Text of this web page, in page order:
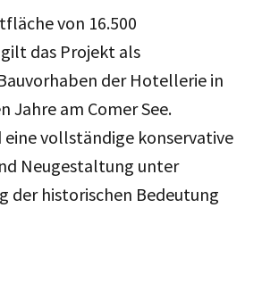
von 16.500
das Projekt als
der Hotellerie in
Jahre am Comer See.
eine vollständige konservative
Neugestaltung unter
der historischen Bedeutung